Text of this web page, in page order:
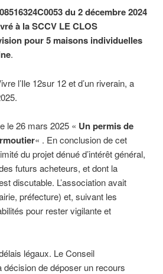
du 2 décembre 2024
à la SCCV LE CLOS
pour 5 maisons individuelles
.
l’Ile 12sur 12 et d’un riverain, a
le 26 mars 2025 « Un permis de
« . En conclusion de cet
du projet dénué d’intérêt général,
futurs acheteurs, et dont la
discutable. L’association avait
préfecture) et, suivant les
pour rester vigilante et
légaux. Le Conseil
décision de déposer un recours